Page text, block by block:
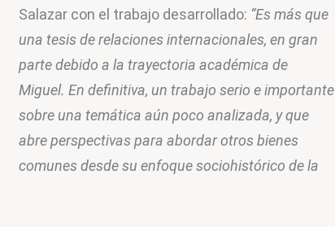
Salazar con el trabajo desarrollado: “Es más que
una tesis de relaciones internacionales, en gran
parte debido a la trayectoria académica de
Miguel. En definitiva, un trabajo serio e importante
sobre una temática aún poco analizada, y que
abre perspectivas para abordar otros bienes
comunes desde su enfoque sociohistórico de la